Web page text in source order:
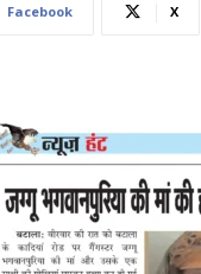
Facebook X